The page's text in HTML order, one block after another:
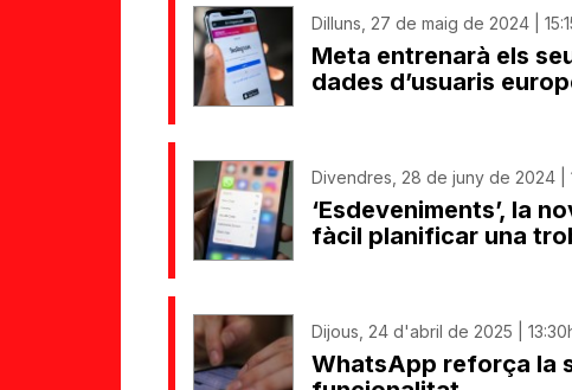
Dilluns, 27 de maig de 2024 |
Meta entrenarà els
dades d’usuaris
Divendres, 28 de juny de 2024 |
‘Esdeveniments’, la
fàcil planificar una
Dijous, 24 d'abril de 2025 |
WhatsApp reforça la